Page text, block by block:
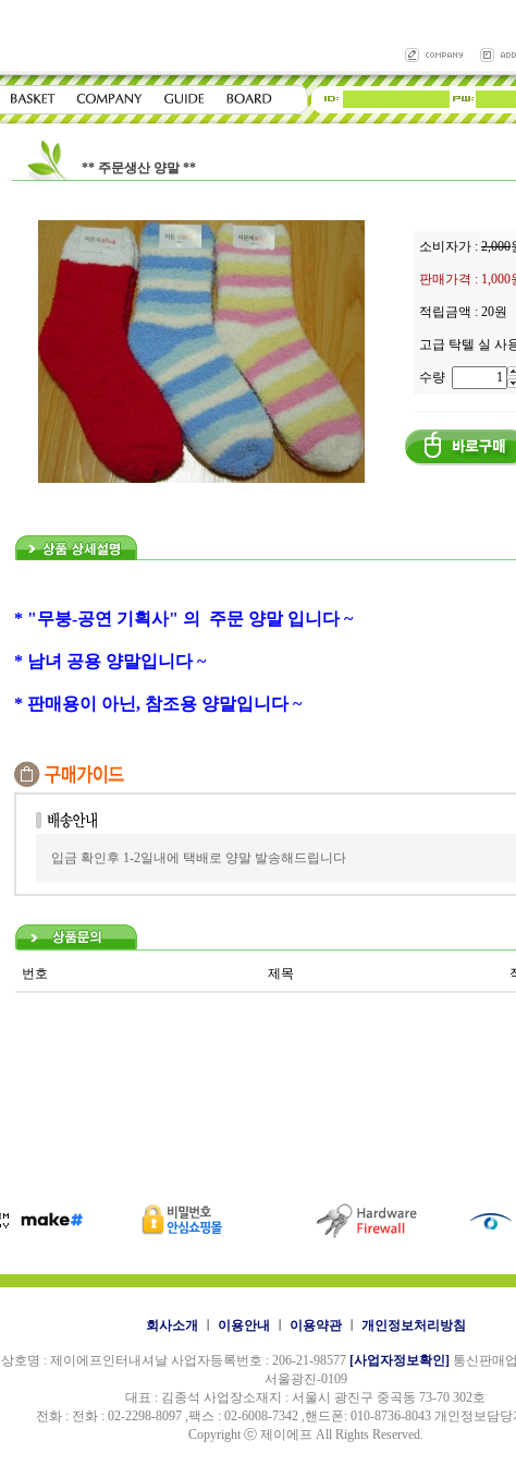
** 주문생산 양말 **
소비자가 : 2,000
판매가격 : 1,000
적립금액 : 20원
고급 탁텔 실 사
수량
* "무붕-공연 기획사" 의 주문 양말 입니다 ~
* 남녀 공용 양말입니다 ~
* 판매용이 아닌, 참조용 양말입니다 ~
입금 확인후 1-2일내에 택배로 양말 발송해드립니다
번호 제목
회사소개 이용안내 이용약관ㅣ 개인정보처리방침
상호명 : 제이에프인터내셔날 사업자등록번호 : 206-21-98577 [사업자정보확인] 통신판매
서울광진-0109
대표 : 김종석 사업장소재지 : 서울시 광진구 중곡동 73-70 302호
전화 : 전화 : 02-2298-8097 ,팩스 : 02-6008-7342 ,핸드폰: 010-8736-8043 개인정보담당
Copyright ⓒ 제이에프 All Rights Reserved.